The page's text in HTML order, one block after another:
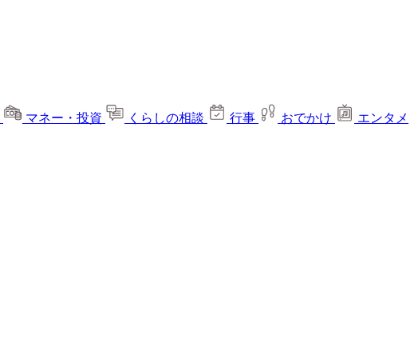
マネー・投資 くらしの相談 行事 おでかけ
エンタメ